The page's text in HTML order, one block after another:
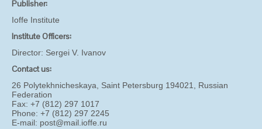
Publisher:
Ioffe Institute
Institute Officers:
Director: Sergei V. Ivanov
Contact us:
26 Polytekhnicheskaya, Saint Petersburg 194021, Russian
Federation
Fax: +7 (812) 297 1017
Phone: +7 (812) 297 2245
E-mail: post@mail.ioffe.ru